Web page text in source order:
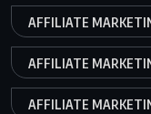
AFFILIATE
AFFILIATE
AFFILIATE